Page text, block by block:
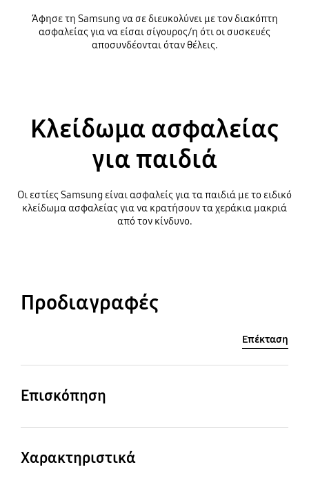
Άφησε τη Samsung να σε διευκολύνει με τον διακόπτη
ασφαλείας για να είσαι σίγουρος/η ότι οι συσκευές
αποσυνδέονται όταν θέλεις.
Κλείδωμα ασφαλείας
για παιδιά
Οι εστίες Samsung είναι ασφαλείς για τα παιδιά με το ειδικό
κλείδωμα ασφαλείας για να κρατήσουν τα χεράκια μακριά
από τον κίνδυνο.
Προδιαγραφές
Επέκταση
Επισκόπηση
575 x 55 x 505 mm
Χαρακτηριστικά